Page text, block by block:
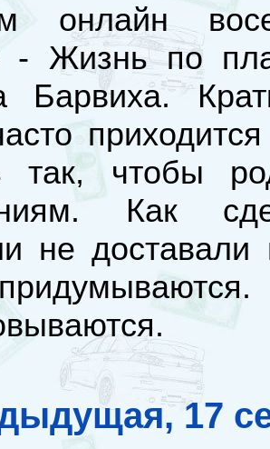
онлайн
- Жизнь по
Барвиха.
так, чтобы
Как
не
17